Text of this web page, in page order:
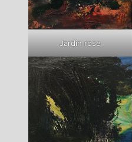
Jardin rose